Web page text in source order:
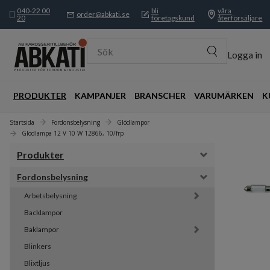
040-22 00
20
order@abkati.se
bli
företagskund
våra
återförsäljare
Sök Logga in
PRODUKTER KAMPANJER BRANSCHER VARUMÄRKEN
Startsida Fordonsbelysning
Glödlampor
Glödlampa 12 V 10 W 12866, 10/frp
Produkter
Fordonsbelysning
Arbetsbelysning
Backlampor
Baklampor
Blinkers
Blixtljus